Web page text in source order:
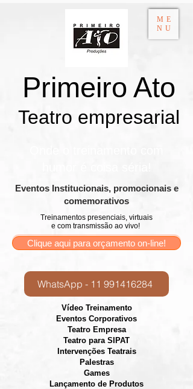
ME
NU
Primeiro Ato
Teatro empresarial​
​Eventos Institucionais, promocionais e
comemorativos
Treinamentos presenciais, virtuais
e com transmissão ao vivo!
Clique aqui para orçamento on-line!
WhatsApp - 11 991416284
Vídeo Treinamento
Eventos Corporativos
​Teatro Empresa
Teatro para SIPAT
Intervenções Teatrais
Palestras
Games
Lançamento de Produtos